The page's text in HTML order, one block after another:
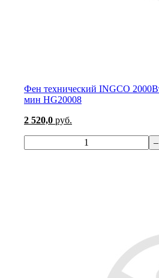
Фен технический INGCO
мин HG20008
2 520,0 руб.
–